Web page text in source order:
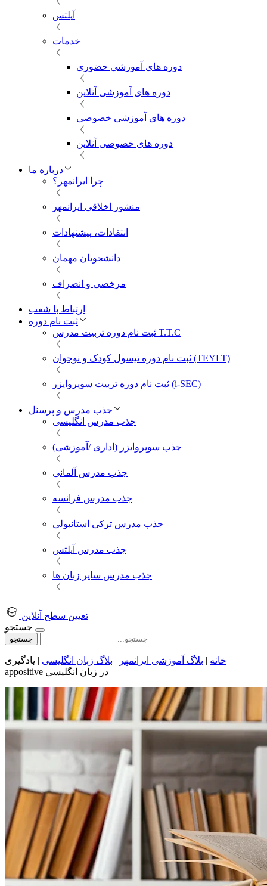
آیلتس
خدمات
دوره های آموزشی حضوری
دوره های آموزشی آنلاین
دوره های آموزشی خصوصی
دوره های خصوصی آنلاین
درباره ما
چرا ایرانمهر؟
منشور اخلاقی ایرانمهر
انتقادات، پیشنهادات
دانشجویان مهمان
مرخصی و انصراف
ارتباط با شعب
ثبت نام دوره
ثبت نام دوره تربیت مدرس T.T.C
ثبت نام دوره تیسول کودک و نوجوان (TEYLT)
ثبت نام دوره تربیت سوپروایزر (i-SEC)
جذب مدرس و پرسنل
جذب مدرس انگلیسی
جذب سوپروایزر (اداری /آموزشی)
جذب مدرس آلمانی
جذب مدرس فرانسه
جذب مدرس ترکی استانبولی
جذب مدرس آیلتس
جذب مدرس سایر زبان ها
تعیین سطح آنلاین
جستجو
جستجو
خانه | بلاگ آموزشی ایرانمهر | بلاگ زبان انگلیسی | یادگیری
appositive در زبان انگلیسی